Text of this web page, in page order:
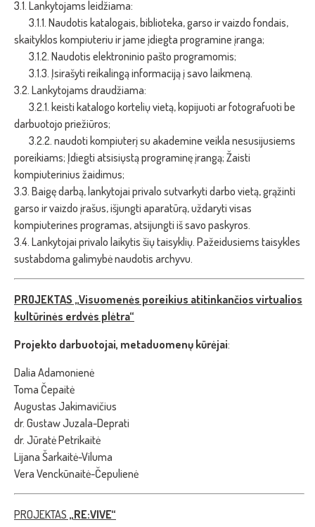
3.1. Lankytojams leidžiama:
3.1.1. Naudotis katalogais, biblioteka, garso ir vaizdo fondais,
skaityklos kompiuteriu ir jame įdiegta programine įranga;
3.1.2. Naudotis elektroninio pašto programomis;
3.1.3. Įsirašyti reikalingą informaciją į savo laikmeną.
3.2. Lankytojams draudžiama:
3.2.1. keisti katalogo kortelių vietą, kopijuoti ar fotografuoti be
darbuotojo priežiūros;
3.2.2. naudoti kompiuterį su akademine veikla nesusijusiems
poreikiams; Įdiegti atsisiųstą programinę įrangą; Žaisti
kompiuterinius žaidimus;
3.3. Baigę darbą, lankytojai privalo sutvarkyti darbo vietą, grąžinti
garso ir vaizdo įrašus, išjungti aparatūrą, uždaryti visas
kompiuterines programas, atsijungti iš savo paskyros.
3.4. Lankytojai privalo laikytis šių taisyklių. Pažeidusiems taisykles
sustabdoma galimybė naudotis archyvu.
PROJEKTAS „Visuomenės poreikius atitinkančios virtualios
kultūrinės erdvės plėtra“
Projekto darbuotojai, metaduomenų kūrėjai:
Dalia Adamonienė
Toma Čepaitė
Augustas Jakimavičius
dr. Gustaw Juzala-Deprati
dr. Jūratė Petrikaitė
Lijana Šarkaitė-Viluma
Vera Venckūnaitė-Čepulienė
PROJEKTAS „RE:VIVE“